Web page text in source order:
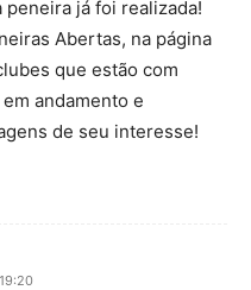
já foi realizada!
Abertas, na página
que estão com
andamento e
de seu interesse!